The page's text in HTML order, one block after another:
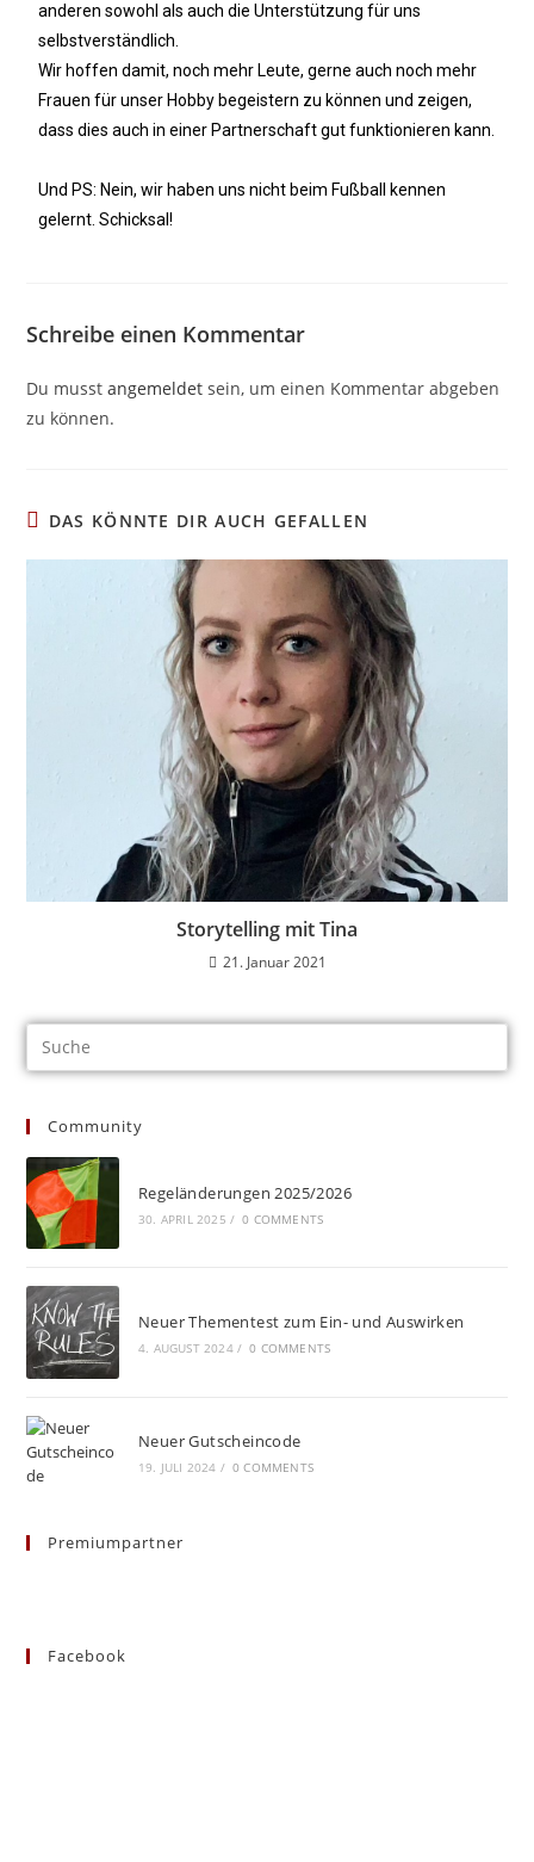
anderen sowohl als auch die Unterstützung für uns
selbstverständlich.
Wir hoffen damit, noch mehr Leute, gerne auch noch mehr
Frauen für unser Hobby begeistern zu können und zeigen,
dass dies auch in einer Partnerschaft gut funktionieren kann.
Und PS: Nein, wir haben uns nicht beim Fußball kennen
gelernt. Schicksal!
Schreibe einen Kommentar
Du musstangemeldet sein, um einen Kommentar abgeben
zu können.
DAS KÖNNTE DIR AUCH GEFALLEN
Storytelling mit Tina
21. Januar 2021
Community
Regeländerungen 2025/2026
30. APRIL 2025 / 0 COMMENTS
Neuer Thementest zum Ein- und Auswirken
4. AUGUST 2024 / 0 COMMENTS
Neuer Gutscheincode
19. JULI 2024 / 0 COMMENTS
Premiumpartner
Facebook